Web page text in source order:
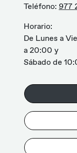
Teléfono: 977
Horario:
De Lunes a
a 20:00 y
Sábado de